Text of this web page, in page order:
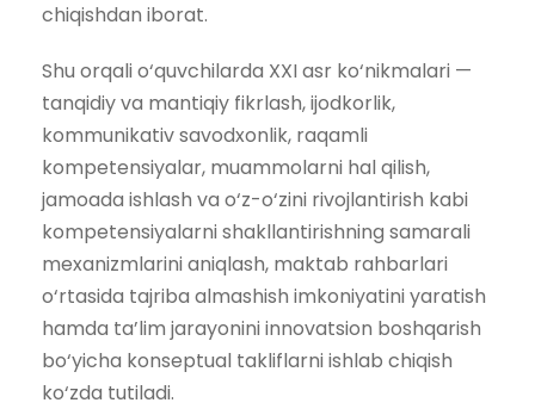
chiqishdan iborat.
Shu orqali o‘quvchilarda XXI asr ko‘nikmalari —
tanqidiy va mantiqiy fikrlash, ijodkorlik,
kommunikativ savodxonlik, raqamli
kompetensiyalar, muammolarni hal qilish,
jamoada ishlash va o‘z-o‘zini rivojlantirish kabi
kompetensiyalarni shakllantirishning samarali
mexanizmlarini aniqlash, maktab rahbarlari
o‘rtasida tajriba almashish imkoniyatini yaratish
hamda ta’lim jarayonini innovatsion boshqarish
bo‘yicha konseptual takliflarni ishlab chiqish
ko‘zda tutiladi.